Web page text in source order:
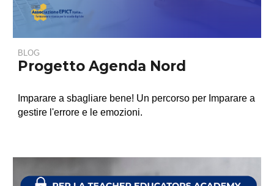
BLOG
Progetto Agenda Nord
Imparare a sbagliare bene! Un percorso per Imparare a
gestire l'errore e le emozioni.